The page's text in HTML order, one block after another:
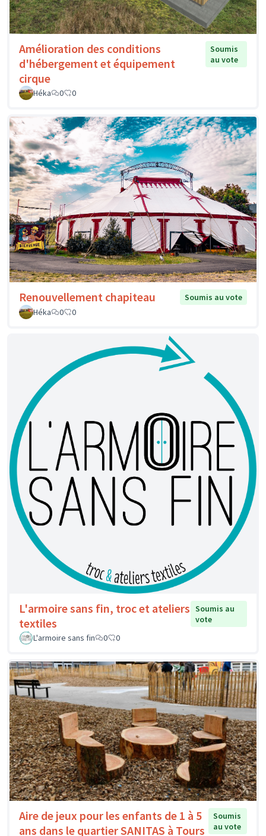
Amélioration des conditions
d'hébergement et équipement
cirque
Soumis
au vote
Héka 0 0
Renouvellement chapiteau
Soumis au vote
Héka
0 0
L'armoire sans fin, troc et ateliers
textiles
Soumis au
vote
L'armoire sans fin
0 0
Aire de jeux pour les enfants de 1 à 5
ans dans le quartier SANITAS à Tours
Soumis
au vote